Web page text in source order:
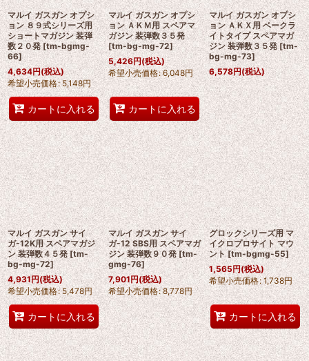
マルイ ガスガン オプシ
ョン ８９式シリーズ用
ショートマガジン 装弾
数２０発 [tm-bgmg-
66]
4,634円(税込)
希望小売価格: 5,148円
カートに入れる
マルイ ガスガン オプシ
ョン ＡＫＭ用 スペアマ
ガジン 装弾数３５発
[tm-bg-mg-72]
5,426円(税込)
希望小売価格: 6,048円
カートに入れる
マルイ ガスガン オプシ
ョン ＡＫＸ用 ベークラ
イトタイプ スペアマガ
ジン 装弾数３５発[tm-
bg-mg-73]
6,578円(税込)
マルイ ガスガン サイ
ガ-12K用 スペアマガジ
ン 装弾数４５発 [tm-
bg-mg-72]
4,931円(税込)
希望小売価格: 5,478円
カートに入れる
マルイ ガスガン サイ
ガ-12 SBS用 スペアマガ
ジン 装弾数９０発 [tm-
gmg-76]
7,901円(税込)
希望小売価格: 8,778円
グロックシリーズ用 マ
イクロプロサイト マウ
ント [tm-bgmg-55]
1,565円(税込)
希望小売価格: 1,738円
カートに入れる